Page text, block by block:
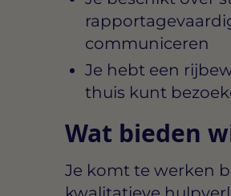
communiceren
Je hebt een
thuis kunt
Wat bieden
Je komt te werken